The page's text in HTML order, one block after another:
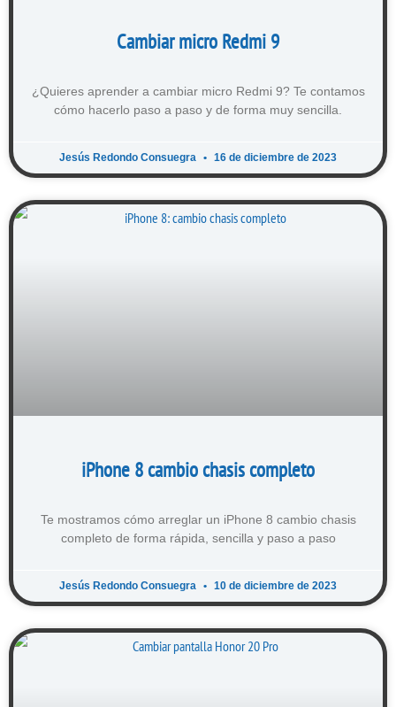
Cambiar micro Redmi 9
¿Quieres aprender a cambiar micro Redmi 9? Te contamos
cómo hacerlo paso a paso y de forma muy sencilla.
Jesús Redondo Consuegra 16 de diciembre de 2023
iPhone 8 cambio chasis completo
Te mostramos cómo arreglar un iPhone 8 cambio chasis
completo de forma rápida, sencilla y paso a paso
Jesús Redondo Consuegra 10 de diciembre de 2023